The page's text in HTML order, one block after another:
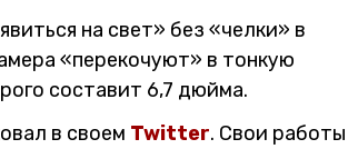
на свет» без «челки» в
«перекочуют» в тонкую
составит 6,7 дюйма.
в своем Twitter. Свои работы